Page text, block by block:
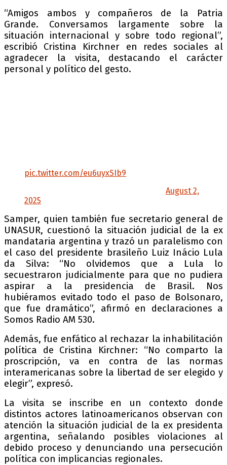
“Amigos ambos y compañeros de la Patria
Grande. Conversamos largamente sobre la
situación internacional y sobre todo regional”,
escribió Cristina Kirchner en redes sociales al
agradecer la visita, destacando el carácter
personal y político del gesto.
pic.twitter.com/eu6uyxSIb9
August 2,
2025
Samper, quien también fue secretario general de
UNASUR, cuestionó la situación judicial de la ex
mandataria argentina y trazó un paralelismo con
el caso del presidente brasileño Luiz Inácio Lula
da Silva: “No olvidemos que a Lula lo
secuestraron judicialmente para que no pudiera
aspirar a la presidencia de Brasil. Nos
hubiéramos evitado todo el paso de Bolsonaro,
que fue dramático”, afirmó en declaraciones a
Somos Radio AM 530.
Además, fue enfático al rechazar la inhabilitación
política de Cristina Kirchner: “No comparto la
proscripción, va en contra de las normas
interamericanas sobre la libertad de ser elegido y
elegir”, expresó.
La visita se inscribe en un contexto donde
distintos actores latinoamericanos observan con
atención la situación judicial de la ex presidenta
argentina, señalando posibles violaciones al
debido proceso y denunciando una persecución
política con implicancias regionales.